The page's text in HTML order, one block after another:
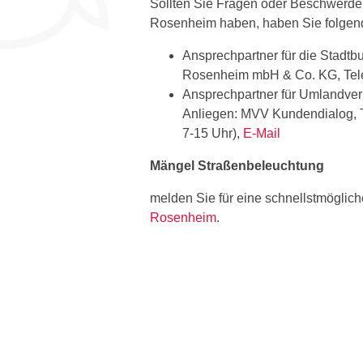
Sollten Sie Fragen oder
Rosenheim haben, haben Sie
Ansprechpartner für die
Rosenheim mbH & Co. KG,
Ansprechpartner für
Anliegen: MVV Kundendialog,
7-15 Uhr), E-Mail
Mängel Straßenbeleuchtung
melden Sie für eine
Rosenheim.